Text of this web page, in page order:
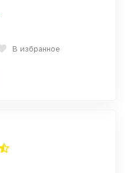
В избранное